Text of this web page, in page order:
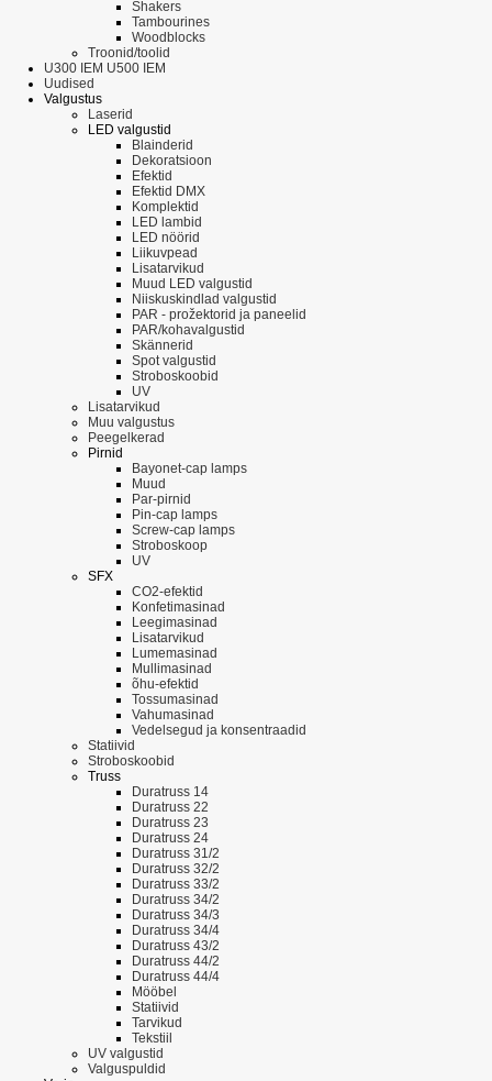
Shakers
Tambourines
Woodblocks
Troonid/toolid
U300 IEM U500 IEM
Uudised
Valgustus
Laserid
LED valgustid
Blainderid
Dekoratsioon
Efektid
Efektid DMX
Komplektid
LED lambid
LED nöörid
Liikuvpead
Lisatarvikud
Muud LED valgustid
Niiskuskindlad valgustid
PAR - prožektorid ja paneelid
PAR/kohavalgustid
Skännerid
Spot valgustid
Stroboskoobid
UV
Lisatarvikud
Muu valgustus
Peegelkerad
Pirnid
Bayonet-cap lamps
Muud
Par-pirnid
Pin-cap lamps
Screw-cap lamps
Stroboskoop
UV
SFX
CO2-efektid
Konfetimasinad
Leegimasinad
Lisatarvikud
Lumemasinad
Mullimasinad
õhu-efektid
Tossumasinad
Vahumasinad
Vedelsegud ja konsentraadid
Statiivid
Stroboskoobid
Truss
Duratruss 14
Duratruss 22
Duratruss 23
Duratruss 24
Duratruss 31/2
Duratruss 32/2
Duratruss 33/2
Duratruss 34/2
Duratruss 34/3
Duratruss 34/4
Duratruss 43/2
Duratruss 44/2
Duratruss 44/4
Mööbel
Statiivid
Tarvikud
Tekstiil
UV valgustid
Valguspuldid